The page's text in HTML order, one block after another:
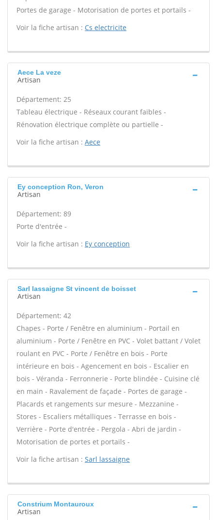
Portes de garage - Motorisation de portes et portails -
Voir la fiche artisan : Cs electricite
Aece La veze
Artisan
Département: 25
Tableau électrique - Réseaux courant faibles -
Rénovation électrique complète ou partielle -
Voir la fiche artisan : Aece
Ey conception Ron, Veron
Artisan
Département: 89
Porte d'entrée -
Voir la fiche artisan : Ey conception
Sarl lassaigne St vincent de boisset
Artisan
Département: 42
Chapes - Porte / Fenêtre en aluminium - Portail en
aluminium - Porte / Fenêtre en PVC - Volet battant / Volet
roulant en PVC - Porte / Fenêtre en bois - Porte
intérieure en bois - Agencement en bois - Escalier en
bois - Véranda - Ferronnerie - Porte blindée - Cuisine clé
en main - Ravalement de façade - Portes de garage -
Placards et rangements sur mesure - Mezzanine -
Stores - Escaliers métalliques - Terrasse en bois -
Verrière - Porte d'entrée - Pergola - Abri de jardin -
Motorisation de portes et portails -
Voir la fiche artisan : Sarl lassaigne
Constrium Montauroux
Artisan